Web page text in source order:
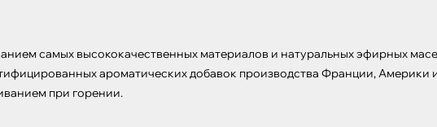
самых высококачественных материалов и натуральных эфирных
ароматических добавок производства Франции,
при горении.